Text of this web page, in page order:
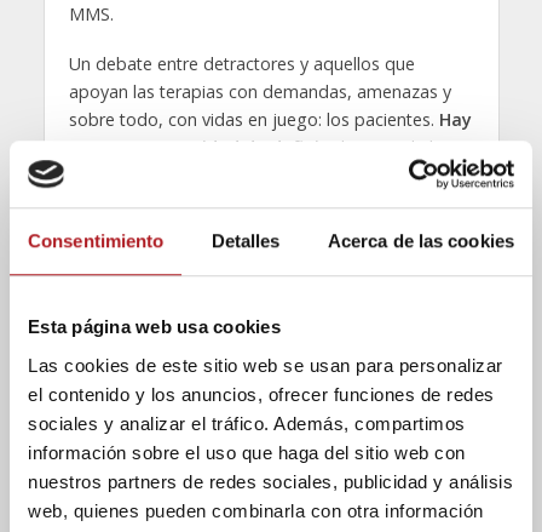
Consentimiento Detalles Acerca de las cookies
Esta página web usa cookies
Las cookies de este sitio web se usan para personalizar
el contenido y los anuncios, ofrecer funciones de redes
sociales y analizar el tráfico. Además, compartimos
información sobre el uso que haga del sitio web con
nuestros partners de redes sociales, publicidad y análisis
web, quienes pueden combinarla con otra información
MMS.
Un debate entre detractores y aquellos que
apoyan las terapias con demandas, amenazas y
sobre todo, con vidas en juego: los pacientes. Hay
una gran necesidad de definir
el sector de las
terapias alternativas o complementarias y trazar la
línea que las separa de las “pseudocientíficas”.
Como se demostraba en el CIS, dos millones de
hacen uso de terapias complementarias. De esas
elevadas cifras de españoles, la mayoría valora de
forma positiva este tipo de terapias.
Sin embargo, los casos de negligencias nos
recuerdan la importancia de poner nuestra salud
en manos de un profesional. Yobtener
información realsobre la eficacia, efectos